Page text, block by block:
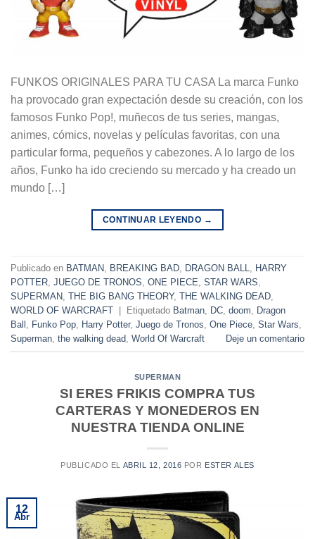
FUNKOS ORIGINALES PARA TU CASA La marca Funko
ha provocado gran expectación desde su creación, con los
famosos Funko Pop!, muñecos de tus series, mangas,
animes, cómics, novelas y películas favoritas, con una
particular forma, pequeños y cabezones. A lo largo de los
años, Funko ha ido creciendo su mercado y ha creado un
mundo […]
CONTINUAR LEYENDO →
Publicado en BATMAN BREAKING BAD DRAGON BALL
HARRY
POTTER JUEGO DE TRONOS ONE PIECE STAR WARS
SUPERMAN THE BIG BANG THEORY, THE WALKING DEAD
WORLD OF WARCRAFT | Etiquetado Batman DC doom
Dragon
Ball
Funko Pop Harry Potter, Juego de Tronos One Piece Star Wars
Superman the walking dead World Of Warcraft Deje un comentario
SUPERMAN
SI ERES FRIKIS COMPRA TUS
CARTERAS Y MONEDEROS EN
NUESTRA TIENDA ONLINE
PUBLICADO EL ABRIL 12, 2016 POR ESTER ALES
12
Abr